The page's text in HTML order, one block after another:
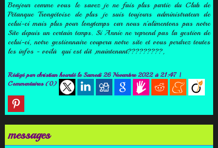
Bonjour comme vous le savez je ne fais plus partie du Club de
Pétanque Trongétoise de plus je suis toujours administrateur de
celui-ci mais plus pour longtemps car nous n'alimentons pas notre
Site depuis un certain temps. Si Annie ne reprend pas la gestion de
celui-ci, notre gestionnaire coupera notre site et vous perdrez toutes
les infos - voilà qui est dit ,maintenant?????????,
Rédigé parchristian hourdéle Samedi 26 Novembre 2022 à 21:47 |
Commentaires (0)
messages